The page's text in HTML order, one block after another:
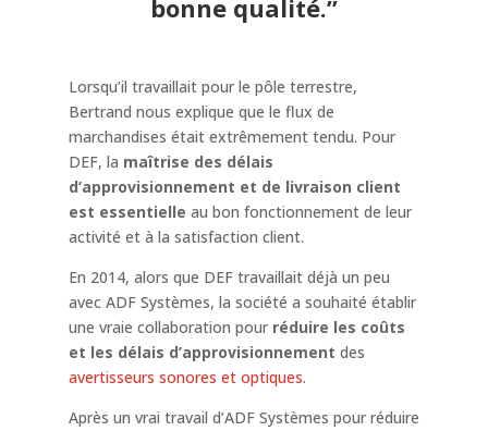
bonne qualité.”
Lorsqu’il travaillait pour le pôle terrestre,
Bertrand nous explique que le flux de
marchandises était extrêmement tendu. Pour
DEF, la maîtrise des délais
d’approvisionnement et de livraison client
est essentielle au bon fonctionnement de leur
activité et à la satisfaction client.
En 2014, alors que DEF travaillait déjà un peu
avec ADF Systèmes, la société a souhaité établir
une vraie collaboration pour réduire les coûts
et les délais d’approvisionnement des
avertisseurs sonores et optiques.
Après un vrai travail d’ADF Systèmes pour réduire